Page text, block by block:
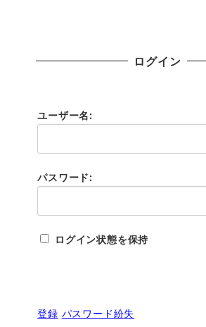
ログイン
ユーザー名:
パスワード:
ログイン状態を保持
登録 パスワード紛失